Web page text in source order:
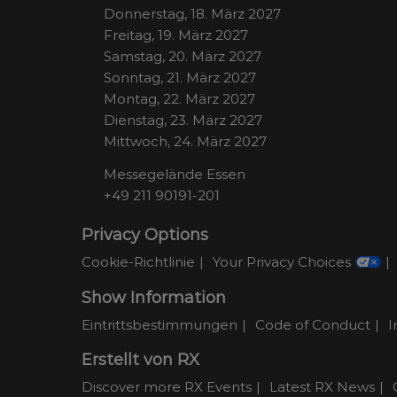
Donnerstag, 18. März 2027
Freitag, 19. März 2027
Samstag, 20. März 2027
Sonntag, 21. März 2027
Montag, 22. März 2027
Dienstag, 23. März 2027
Mittwoch, 24. März 2027
Messegelände Essen
+49 211 90191-201
Privacy Options
Cookie-Richtlinie Your Privacy Choices
Show Information
Eintrittsbestimmungen Code of Conduct
Erstellt von RX
Discover more RX Events Latest RX News